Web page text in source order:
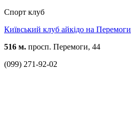
Спорт клуб
Київський клуб айкідо на Перемоги
516 м. просп. Перемоги, 44
(099) 271-92-02